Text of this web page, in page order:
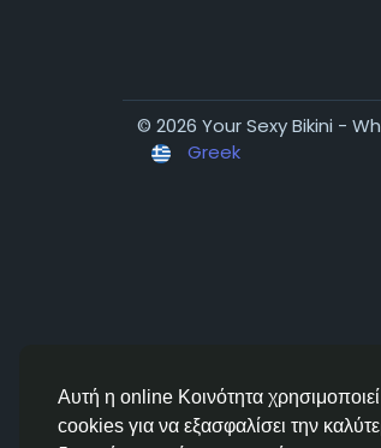
Αυτή η online Κοινότητα χρησιμοποιεί
cookies για να εξασφαλίσει την
© 2026 Your Sexy Bikini -
Greek